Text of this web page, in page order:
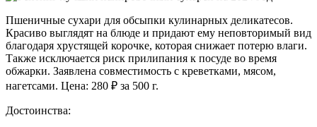
Пшеничные сухари для обсыпки кулинарных деликатесов.
Красиво выглядят на блюде и придают ему неповторимый вид
благодаря хрустящей корочке, которая снижает потерю влаги.
Также исключается риск прилипания к посуде во время
обжарки. Заявлена совместимость с креветками, мясом,
нагетсами. Цена: 280 ₽ за 500 г.
Достоинства: